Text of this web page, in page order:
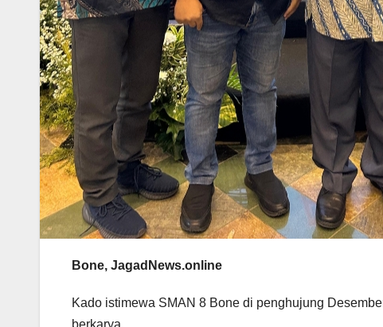
Bone, JagadNews.online
Kado istimewa SMAN 8 Bone di penghujung
berkarya.